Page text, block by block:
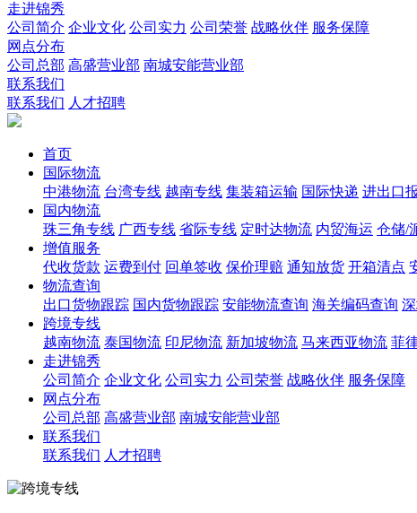
走进锦秀
公司简介 企业文化 公司实力 公司荣誉 战略伙伴 服务保障
网点分布
公司总部 高盛营业部 南城安能营业部
联系我们
联系我们 人才招聘
首页
国际物流
中港物流 台湾专线 越南专线 集装箱运输 国际快递 进出口
国内物流
珠三角专线 广西专线 省际专线 定时达物流 内贸海运 仓储/
增值服务
代收货款 运费到付 回单签收 保价理赔 通知放货 开箱清点
物流查询
出口货物跟踪 国内货物跟踪 安能物流查询 海关编码查询
跨境专线
越南物流 泰国物流 印尼物流 新加坡物流 马来西亚物流 菲
走进锦秀
公司简介 企业文化 公司实力 公司荣誉 战略伙伴 服务保障
网点分布
公司总部 高盛营业部 南城安能营业部
联系我们
联系我们 人才招聘